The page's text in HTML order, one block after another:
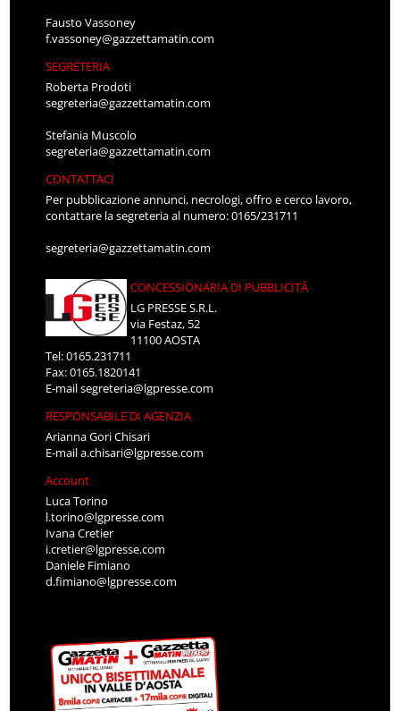
Fausto Vassoney
f.vassoney@gazzettamatin.com
SEGRETERIA
Roberta Prodoti
segreteria@gazzettamatin.com
Stefania Muscolo
segreteria@gazzettamatin.com
CONTATTACI
Per pubblicazione annunci, necrologi, offro e cerco lavoro,
contattare la segreteria al numero: 0165/231711
segreteria@gazzettamatin.com
CONCESSIONARIA DI PUBBLICITÀ
LG PRESSE S.R.L.
via Festaz, 52
11100 AOSTA
Tel: 0165.231711
Fax: 0165.1820141
E-mailsegreteria@lgpresse.com
RESPONSABILE DI AGENZIA
Arianna Gori Chisari
E-maila.chisari@lgpresse.com
Account
Luca Torino
l.torino@lgpresse.com
Ivana Cretier
i.cretier@lgpresse.com
Daniele Fimiano
d.fimiano@lgpresse.com